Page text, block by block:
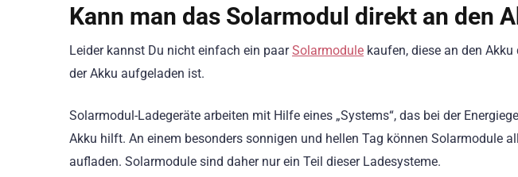
Kann man das Solarmodul direkt an den
Leider kannst Du nicht einfach ein paarSolarmodule kaufen, diese an den
der Akku aufgeladen ist.
Solarmodul-Ladegeräte arbeiten mit Hilfe eines „Systems“, das bei der
Akku hilft. An einem besonders sonnigen und hellen Tag können Solarmodule
aufladen. Solarmodule sind daher nur ein Teil dieser Ladesysteme.